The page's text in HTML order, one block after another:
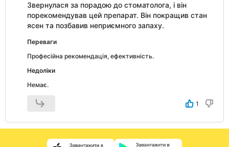
Звернулася за порадою до стоматолога, і він
порекомендував цей препарат. Він покращив стан
ясен та позбавив неприємного запаху.
Переваги
Професійна рекомендація, ефективність.
Недоліки
Немає.
1